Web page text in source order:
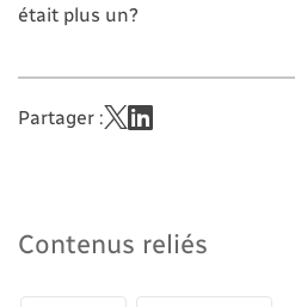
était plus un?
Partager :
Contenus reliés